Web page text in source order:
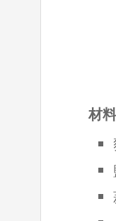
材料